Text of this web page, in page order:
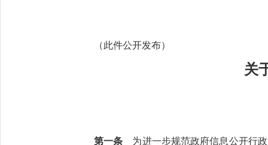
（此件公开发布）
关
第一条 为进一步规范政府信息公开行